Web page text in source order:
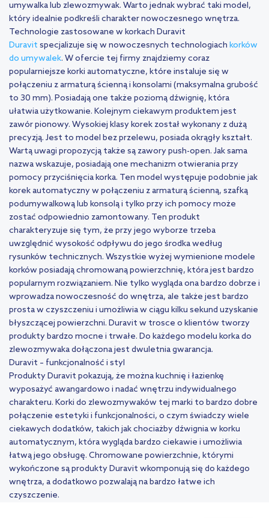
umywalka lub zlewozmywak. Warto jednak wybrać taki model,
który idealnie podkreśli charakter nowoczesnego wnętrza.
Technologie zastosowane w korkach Duravit
Duravit specjalizuje się w nowoczesnych technologiach korków
do umywalek. W ofercie tej firmy znajdziemy coraz
popularniejsze korki automatyczne, które instaluje się w
połączeniu z armaturą ścienną i konsolami (maksymalna grubość
to 30 mm). Posiadają one także poziomą dźwignię, która
ułatwia użytkowanie. Kolejnym ciekawym produktem jest
zawór pionowy. Wysokiej klasy korek został wykonany z dużą
precyzją. Jest to model bez przelewu, posiada okrągły kształt.
Wartą uwagi propozycją także są zawory push-open. Jak sama
nazwa wskazuje, posiadają one mechanizm otwierania przy
pomocy przyciśnięcia korka. Ten model występuje podobnie jak
korek automatyczny w połączeniu z armaturą ścienną, szafką
podumywalkową lub konsolą i tylko przy ich pomocy może
zostać odpowiednio zamontowany. Ten produkt
charakteryzuje się tym, że przy jego wyborze trzeba
uwzględnić wysokość odpływu do jego środka według
rysunków technicznych. Wszystkie wyżej wymienione modele
korków posiadają chromowaną powierzchnię, która jest bardzo
popularnym rozwiązaniem. Nie tylko wygląda ona bardzo dobrze i
wprowadza nowoczesność do wnętrza, ale także jest bardzo
prosta w czyszczeniu i umożliwia w ciągu kilku sekund uzyskanie
błyszczącej powierzchni. Duravit w trosce o klientów tworzy
produkty bardzo mocne i trwałe. Do każdego modelu korka do
zlewozmywaka dołączona jest dwuletnia gwarancja.
Duravit – funkcjonalność i styl
Produkty Duravit pokazują, że można kuchnię i łazienkę
wyposażyć awangardowo i nadać wnętrzu indywidualnego
charakteru. Korki do zlewozmywaków tej marki to bardzo dobre
połączenie estetyki i funkcjonalności, o czym świadczy wiele
ciekawych dodatków, takich jak chociażby dźwignia w korku
automatycznym, która wygląda bardzo ciekawie i umożliwia
łatwą jego obsługę. Chromowane powierzchnie, którymi
wykończone są produkty Duravit wkomponują się do każdego
wnętrza, a dodatkowo pozwalają na bardzo łatwe ich
czyszczenie.